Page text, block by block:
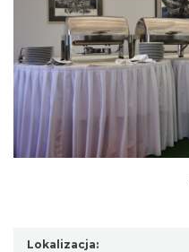
Lokalizacja: